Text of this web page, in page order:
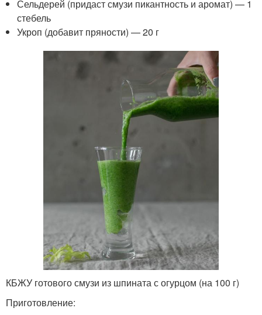
Сельдерей (придаст смузи пикантность и аромат) — 1
стебель
Укроп (добавит пряности) — 20 г
КБЖУ готового смузи из шпината с огурцом (на 100 г)
Приготовление: